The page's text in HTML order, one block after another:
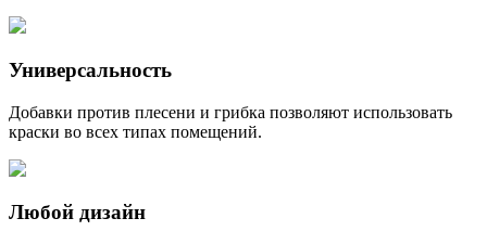
Универсальность
Добавки против плесени и грибка позволяют использовать
краски во всех типах помещений.
Любой дизайн